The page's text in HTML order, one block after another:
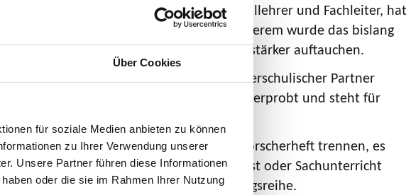
Über Cookies
für soziale Medien anbieten zu können
zu Ihrer Verwendung unserer
Unsere Partner führen diese Informationen
oder die sie im Rahmen Ihrer Nutzung
neuen Design. Philipp Spitta, Grundschullehrer und Fachleiter, hat
und Lehrern berücksichtigt. Unter anderem wurde das bislang
geachtet, dass die digitalen Medien stärker auftauchen.
und spielerisch erlernen. Wir als außerschulischer Partner
Detektive. Das Material ist im Unterricht erprobt und steht für
und Handlungstipps aus dem Forscherheft trennen, es
Fächern wie Deutsch, Mathematik, Kunst oder Sachunterricht
begleitet die Kinder durch ihre Forschungsreihe.